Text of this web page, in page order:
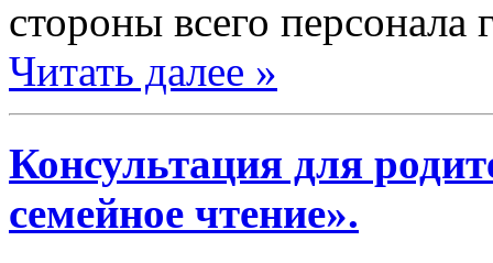
стороны всего
Читать далее »
Консультация для
семейное чтение».